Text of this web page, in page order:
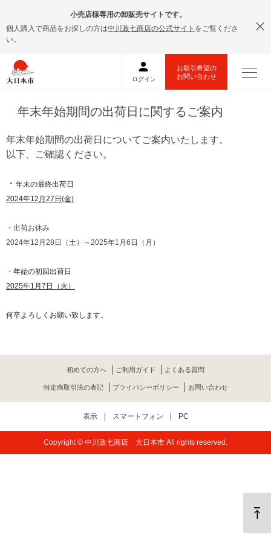
小売店様専用の卸販売サイトです。
個人購入で商品をお探しの方は中川政七商店の公式サイト をご覧くださ
い。
年末年始期間の出荷日に関するご案内
年末年始期間の出荷日についてご案内いたします。
以下、ご確認ください。
・ 年末の最終出荷日
2024年12月27日(金)
・出荷お休み
2024年12月28日（土）～2025年1月6日（月）
・年始の初回出荷日
2025年1月7日（火）
何卒よろしくお願い致します。
初めての方へ ご利用ガイド よくある質問
特定商取引法の表記 プライバシーポリシー お問い合わせ
表示 スマートフォン PC
Copyright © 中川政七商店 大日本市 All rights reserved.